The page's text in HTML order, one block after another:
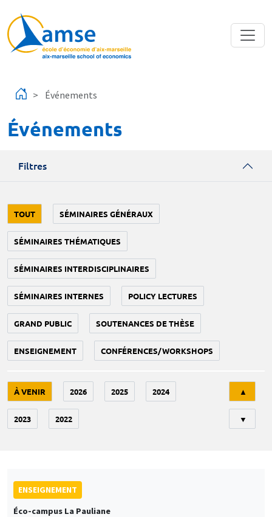
Événements
Événements
Filtres
TOUT SÉMINAIRES GÉNÉRAUX
SÉMINAIRES THÉMATIQUES
SÉMINAIRES INTERDISCIPLINAIRES
SÉMINAIRES INTERNES POLICY LECTURES
GRAND PUBLIC SOUTENANCES DE THÈSE
ENSEIGNEMENT CONFÉRENCES/WORKSHOPS
À VENIR 2026 2025 2024
2023 2022
▲
▼
ENSEIGNEMENT
Éco-campus La Pauliane